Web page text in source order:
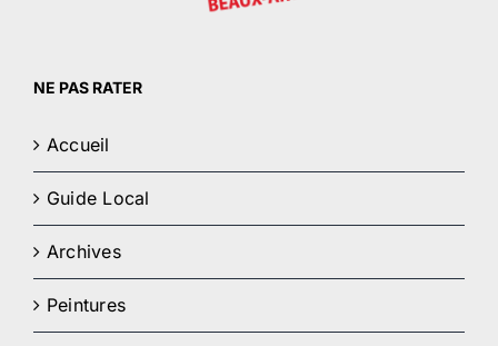
NE PAS RATER
Accueil
Guide Local
Archives
Peintures